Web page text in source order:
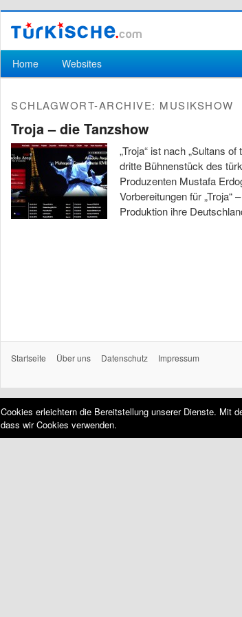
Hauptmenü
Zum Inhalt wechseln
Zum sekundären Inhalt wechseln
Home Websites
SCHLAGWORT-ARCHIVE: MUSIKSHOW
Troja – die Tanzshow
„Troja“ ist nach „Sultans
dritte Bühnenstück des
Produzenten Mustafa
Vorbereitungen für
Produktion ihre
Startseite Über uns Datenschutz Impressum
Cookies erleichtern die Bereitstellung unserer Dienste. Mit
dass wir Cookies verwenden.